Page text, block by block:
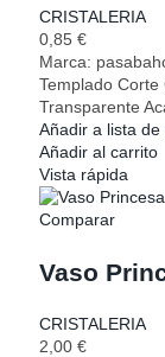
CRISTALERIA
0,85 €
Marca:
Templado
Transparente
Añadir a lista de
Añadir al carrito
Vista rápida
Comparar
Vaso
CRISTALERIA
2,00 €